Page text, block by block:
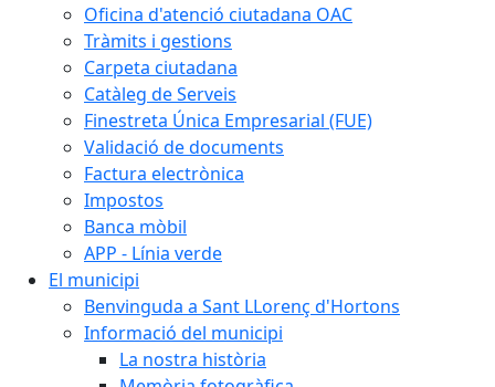
Oficina d'atenció ciutadana OAC
Tràmits i gestions
Carpeta ciutadana
Catàleg de Serveis
Finestreta Única Empresarial (FUE)
Validació de documents
Factura electrònica
Impostos
Banca mòbil
APP - Línia verde
El municipi
Benvinguda a Sant LLorenç d'Hortons
Informació del municipi
La nostra història